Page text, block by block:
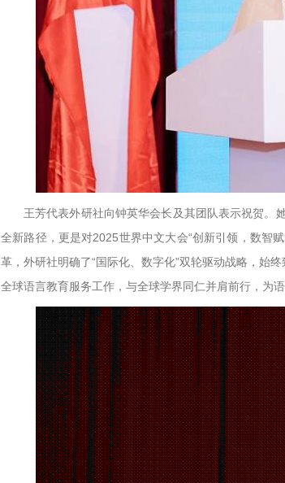
王芳代表外研社向钟英华会长及其团队表示祝贺。
全新路径，更是对2025世界中文大会“创新引领，数
革，外研社明确了“国际化、数字化”双轮驱动战略，始
全球语言教育服务工作，与全球学界同仁并肩前行，为